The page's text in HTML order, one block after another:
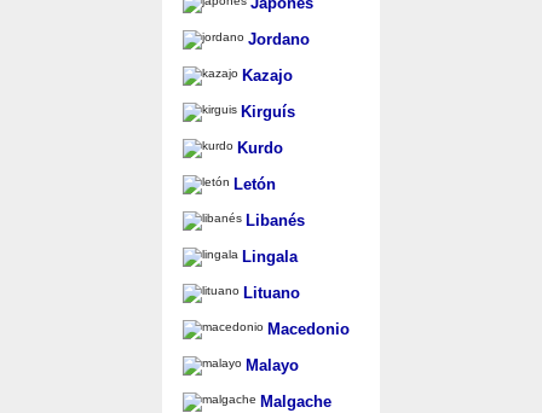
Jordano
Kazajo
Kirguís
Kurdo
Letón
Libanés
Lingala
Lituano
Macedonio
Malayo
Malgache